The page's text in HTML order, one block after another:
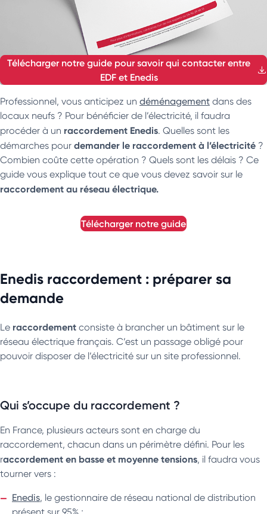
Télécharger notre guide pour savoir qui contacter entre
EDF et Enedis
Professionnel, vous anticipez un déménagement dans des
locaux neufs ? Pour bénéficier de l’électricité, il faudra
procéder à un raccordement Enedis. Quelles sont les
démarches pour demander le raccordement à l’électricité ?
Combien coûte cette opération ? Quels sont les délais ? Ce
guide vous explique tout ce que vous devez savoir sur le
raccordement au réseau électrique.
télécharger notre guide
Enedis raccordement : préparer sa
demande
Le raccordement consiste à brancher un bâtiment sur le
réseau électrique français. C’est un passage obligé pour
pouvoir disposer de l’électricité sur un site professionnel.
Qui s’occupe du raccordement ?
En France, plusieurs acteurs sont en charge du
raccordement, chacun dans un périmètre défini. Pour les
raccordement en basse et moyenne tensions, il faudra vous
tourner vers :
Enedis, le gestionnaire de réseau national de distribution
présent sur 95% ;